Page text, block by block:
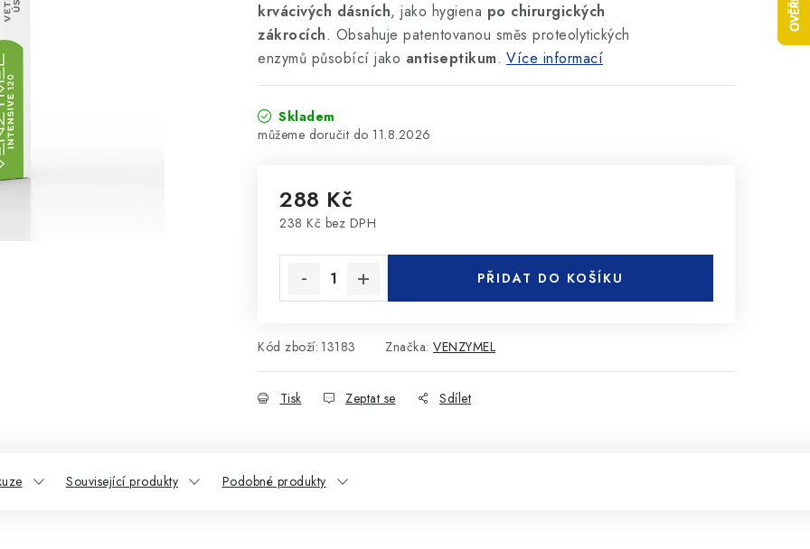
krvácivých dásních, jako hygiena po chirurgických
zákrocích. Obsahuje patentovanou směs proteolytických
enzymů působící jako antiseptikum. Více informací
Skladem
11.8.2026
288 Kč
238 Kč bez DPH
PŘIDAT DO KOŠÍKU
Kód zboží: 13183 Značka: VENZYMEL
Tisk Zeptat se Sdílet
Související produkty Podobné produkty